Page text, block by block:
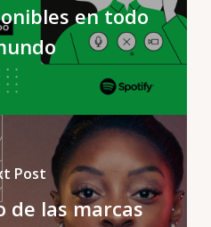
en todo
Post
de las marcas